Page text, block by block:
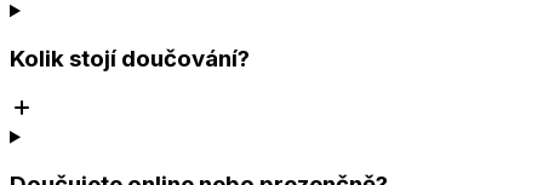
Kolik stojí doučování?